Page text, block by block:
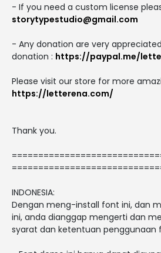
- If you need a custom license
storytypestudio@gmail.com
- Any donation are very
donation : https://paypal.me/
Please visit our store for more
https://letterena.com/
Thank you.
INDONESIA:
Dengan meng-install font ini, dan
ini, anda dianggap mengerti dan
syarat dan ketentuan penggunaan